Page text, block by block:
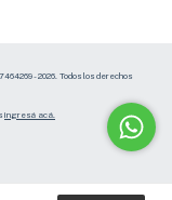
- 2026. Todos los derechos
ingresá acá.